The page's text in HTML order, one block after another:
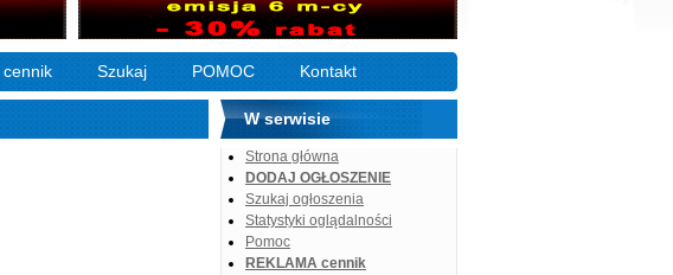
cennik Szukaj POMOC Kontakt
W serwisie
Strona główna
DODAJ OGŁOSZENIE
Szukaj ogłoszenia
Statystyki oglądalności
Pomoc
REKLAMA cennik